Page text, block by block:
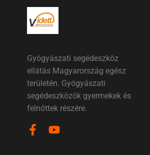
Gyógyászati segédeszköz
ellátás Magyarország egész
területén. Gyógyászati
segédeszközök gyermekek és
felnőttek részére.